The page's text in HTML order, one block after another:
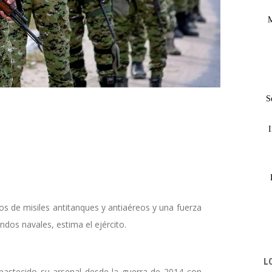
de misiles antitanques y antiaéreos y una fuerza
navales, estima el ejército.